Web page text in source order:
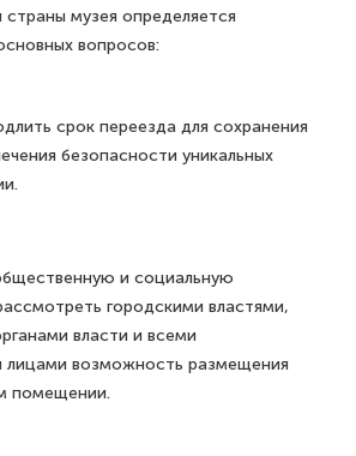
музея определяется
вопросов:
срок переезда для сохранения
безопасности уникальных
и социальную
городскими властями,
власти и всеми
лицами возможность размещения
помещении.